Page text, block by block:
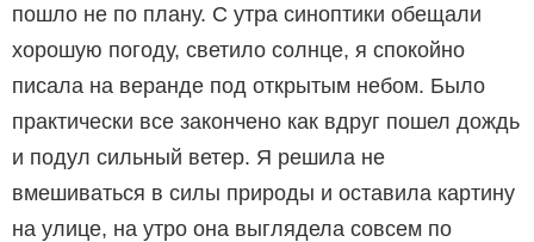
пошло не по плану. С утра синоптики обещали
хорошую погоду, светило солнце, я спокойно
писала на веранде под открытым небом. Было
практически все закончено как вдруг пошел дождь
и подул сильный ветер. Я решила не
вмешиваться в силы природы и оставила картину
на улице, на утро она выглядела совсем по